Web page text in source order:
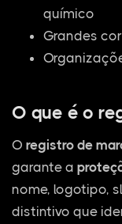
químico
Grandes
O que é o
O registro de
garante a
nome, logotipo,
distintivo que